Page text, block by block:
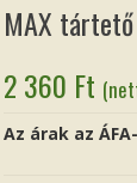
MAX tártető
2 360 Ft
Az árak az